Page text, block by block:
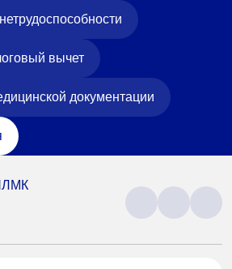
вычет
документации